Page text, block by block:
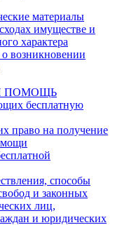
материалы
имуществе и
характера
возникновении
ПОМОЩЬ
бесплатную
право на получение
способы
и законных
лиц,
и юридических